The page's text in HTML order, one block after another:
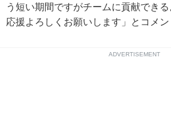
う短い期間ですがチームに貢献でき
応援よろしくお願いします」とコメン
ADVERTISEMENT